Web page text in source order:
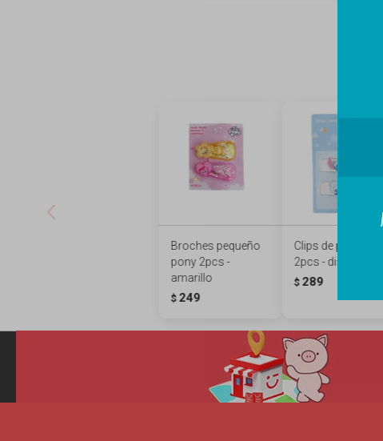
Broches pequeño
pony 2pcs -
amarillo
$ 249
Clips de pelo Stitch
2pcs - diseño 1
$ 289